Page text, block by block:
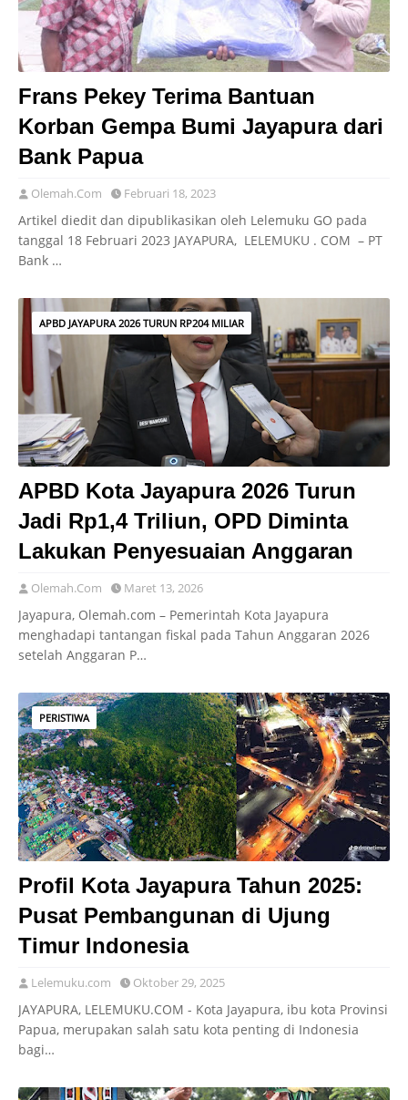
Frans Pekey Terima Bantuan
Korban Gempa Bumi Jayapura dari
Bank Papua
Olemah.Com Februari 18, 2023
Artikel diedit dan dipublikasikan oleh Lelemuku GO pada
tanggal 18 Februari 2023 JAYAPURA, LELEMUKU . COM – PT
Bank …
APBD JAYAPURA 2026 TURUN RP204 MILIAR
APBD Kota Jayapura 2026 Turun
Jadi Rp1,4 Triliun, OPD Diminta
Lakukan Penyesuaian Anggaran
Olemah.Com Maret 13, 2026
Jayapura, Olemah.com – Pemerintah Kota Jayapura
menghadapi tantangan fiskal pada Tahun Anggaran 2026
setelah Anggaran P…
PERISTIWA
Profil Kota Jayapura Tahun 2025:
Pusat Pembangunan di Ujung
Timur Indonesia
Lelemuku.com Oktober 29, 2025
JAYAPURA, LELEMUKU.COM - Kota Jayapura, ibu kota Provinsi
Papua, merupakan salah satu kota penting di Indonesia
bagi…